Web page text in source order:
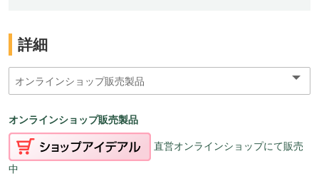
詳細
オンラインショップ販売製品
直営オンラインショップにて販売
中